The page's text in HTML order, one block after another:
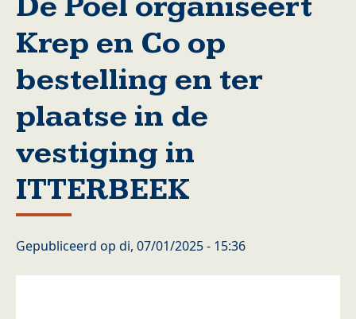
Krep en Co op
bestelling en ter
plaatse in de
vestiging in
ITTERBEEK
Gepubliceerd op di, 07/01/2025 - 15:36